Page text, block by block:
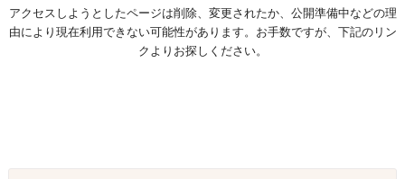
アクセスしようとしたページは削除、変更されたか、公開準備中などの理
由により現在利用できない可能性があります。お手数ですが、下記のリン
クよりお探しください。